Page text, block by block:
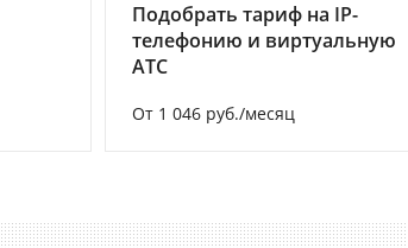
Подобрать тариф на IP-
телефонию и виртуальную
АТС
От 1 046 руб./месяц